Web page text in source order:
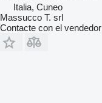
Italia, Cuneo
Massucco T. srl
Contacte con el vendedor